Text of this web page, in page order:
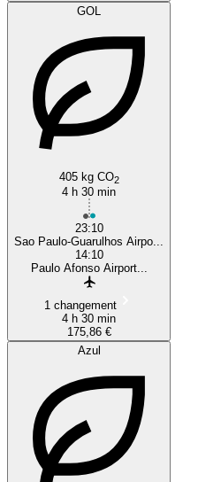
GOL
405 kg CO2
4 h 30 min
23:10
Sao Paulo-Guarulhos Airpo...
14:10
Paulo Afonso Airport...
1 changement
4 h 30 min
175,86 €
Azul